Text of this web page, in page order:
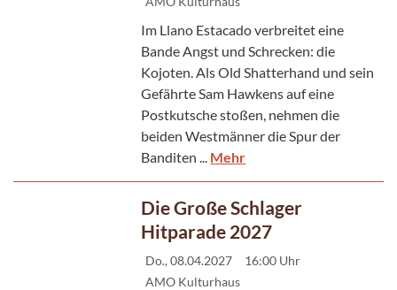
Im Llano Estacado verbreitet eine
Bande Angst und Schrecken: die
Kojoten. Als Old Shatterhand und sein
Gefährte Sam Hawkens auf eine
Postkutsche stoßen, nehmen die
beiden Westmänner die Spur der
Banditen ... Mehr
Die Große Schlager
Hitparade 2027
Do., 08.04.2027
16:00 Uhr
AMO Kulturhaus